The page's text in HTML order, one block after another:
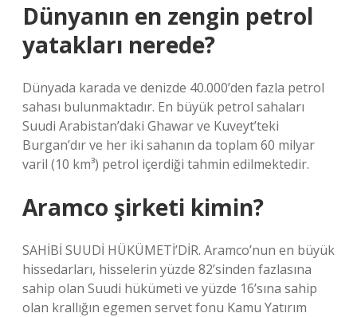
Dünyanın en zengin petrol
yatakları nerede?
Dünyada karada ve denizde 40.000’den fazla petrol
sahası bulunmaktadır. En büyük petrol sahaları
Suudi Arabistan’daki Ghawar ve Kuveyt’teki
Burgan’dır ve her iki sahanın da toplam 60 milyar
varil (10 km³) petrol içerdiği tahmin edilmektedir.
Aramco şirketi kimin?
SAHİBİ SUUDİ HÜKÜMETİ’DİR. Aramco’nun en büyük
hissedarları, hisselerin yüzde 82’sinden fazlasına
sahip olan Suudi hükümeti ve yüzde 16’sına sahip
olan krallığın egemen servet fonu Kamu Yatırım